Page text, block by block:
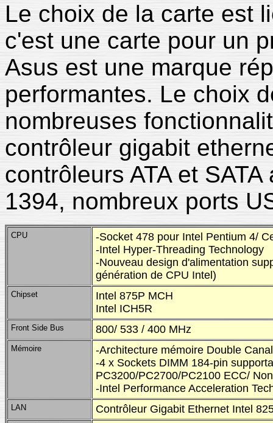
Le choix de la carte est
c'est une carte pour un
Asus est une marque
performantes. Le choix
nombreuses
contrôleur gigabit
contrôleurs ATA et
1394, nombreux ports
CPU
-Socket 478 pour Intel Pentium 4/
-Intel Hyper-Threading Technology
-Nouveau design d'alimentation
génération de CPU Intel)
Chipset
Intel 875P MCH
Intel ICH5R
Front Side Bus 800/ 533 / 400 MHz
Mémoire
-Architecture mémoire Double Canal
-4 x Sockets DIMM 184-pin
PC3200/PC2700/PC2100 ECC/
-Intel Performance Acceleration
LAN Contrôleur Gigabit Ethernet Intel